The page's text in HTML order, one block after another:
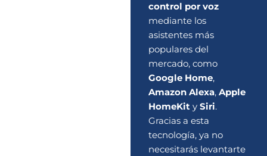
control por voz
mediante los
asistentes más
populares del
mercado, como
Google Home,
Amazon Alexa, Apple
HomeKity Siri.
Gracias a esta
tecnología, ya no
necesitarás levantarte